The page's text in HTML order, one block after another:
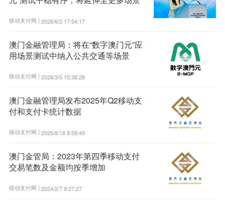
移动支付网 | 2026/6/2 17:54:17
澳门金融管理局：将在“数字澳门元”应
用场景测试中纳入公共交通等场景
移动支付网 | 2026/3/5 15:38:28
澳门金融管理局发布2025年Q2移动支
付和支付卡统计数据
移动支付网 | 2025/8/18 8:59:49
澳门金管局：2023年第四季移动支付
交易笔数及金额均按季增加
移动支付网 | 2024/2/7 9:27:27